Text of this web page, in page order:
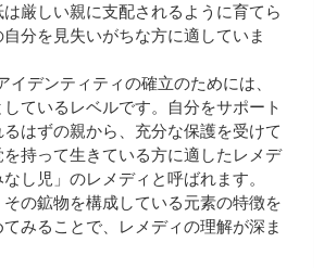
厳しい親に支配されるように育てら
分を見失いがちな方に適していま
イデンティティの確立のためには、
ているレベルです。自分をサポート
るはずの親から、充分な保護を受けて
持って生きている方に適したレメデ
し児」のレメディと呼ばれます。
の鉱物を構成している元素の特徴を
みることで、レメディの理解が深ま